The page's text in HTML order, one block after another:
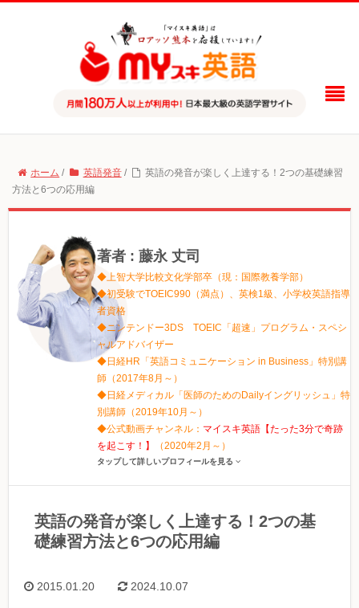
ホーム / 英語発音 /
英語の発音が楽しく上達する！2つの基礎練習
方法と6つの応用編
著者 : 藤永 丈司
◆上智大学比較文化学部卒（現：国際教養学部）
◆初受験でTOEIC990（満点）、英検1級、小学校英語指導
者資格
◆ニンテンドー3DS TOEIC「超速」プログラム・スペシ
ャルアドバイザー
◆日経HR「英語コミュニケーション in Business」特別講
師（2017年8月～）
◆日経メディカル「医師のためのDailyイングリッシュ」特
別講師（2019年10月～）
◆公式動画チャンネル： マイスキ英語【たった3分で奇跡
を起こす！】
（2020年2月～）
タップして詳しいプロフィールを見る
英語の発音が楽しく上達する！2つの基
礎練習方法と6つの応用編
2015.01.20 2024.10.07